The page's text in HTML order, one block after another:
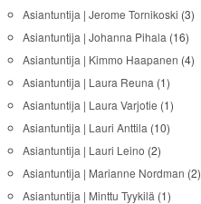
Asiantuntija | Jerome Tornikoski (3)
Asiantuntija | Johanna Pihala (16)
Asiantuntija | Kimmo Haapanen (4)
Asiantuntija | Laura Reuna (1)
Asiantuntija | Laura Varjotie (1)
Asiantuntija | Lauri Anttila (10)
Asiantuntija | Lauri Leino (2)
Asiantuntija | Marianne Nordman (2)
Asiantuntija | Minttu Tyykilä (1)